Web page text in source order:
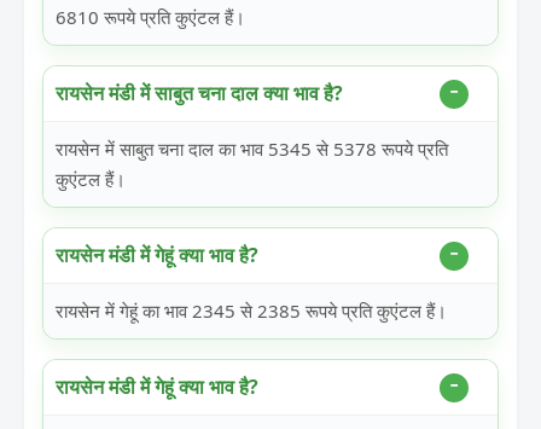
6810 रूपये प्रति कुएंटल हैं।
रायसेन मंडी में साबुत चना दाल क्या भाव है?
रायसेन में साबुत चना दाल का भाव 5345 से 5378 रूपये प्रति
कुएंटल हैं।
रायसेन मंडी में गेहूं क्या भाव है?
रायसेन में गेहूं का भाव 2345 से 2385 रूपये प्रति कुएंटल हैं।
रायसेन मंडी में गेहूं क्या भाव है?